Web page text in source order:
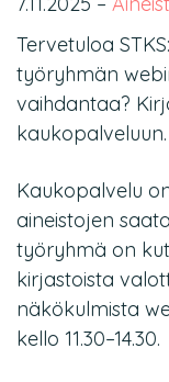
Tervetuloa
työryhmän
vaihdantaa?
kaukopalveluun.
Kaukopalvelu
aineistojen
työryhmä on
kirjastoista
näkökulmista
kello 11.30–14.30.